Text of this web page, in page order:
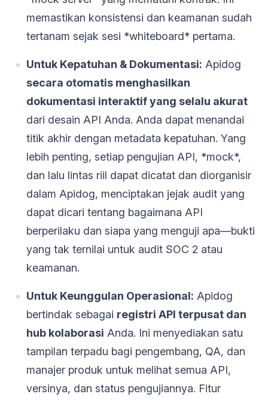
memastikan konsistensi dan keamanan sudah
tertanam sejak sesi *whiteboard* pertama.
Untuk Kepatuhan & Dokumentasi: Apidog
secara otomatis menghasilkan
dokumentasi interaktif yang selalu akurat
dari desain API Anda. Anda dapat menandai
titik akhir dengan metadata kepatuhan. Yang
lebih penting, setiap pengujian API, *mock*,
dan lalu lintas riil dapat dicatat dan diorganisir
dalam Apidog, menciptakan jejak audit yang
dapat dicari tentang bagaimana API
berperilaku dan siapa yang menguji apa—bukti
yang tak ternilai untuk audit SOC 2 atau
keamanan.
Untuk Keunggulan Operasional: Apidog
bertindak sebagai registri API terpusat dan
hub kolaborasi Anda. Ini menyediakan satu
tampilan terpadu bagi pengembang, QA, dan
manajer produk untuk melihat semua API,
versinya, dan status pengujiannya. Fitur